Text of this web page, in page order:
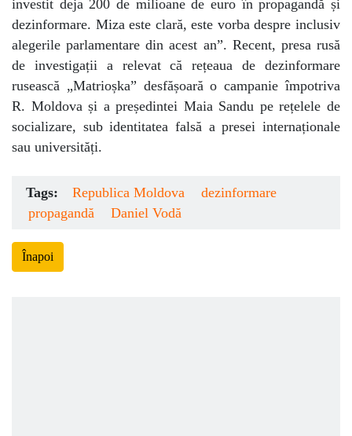
investit deja 200 de milioane de euro în propagandă și
dezinformare. Miza este clară, este vorba despre inclusiv
alegerile parlamentare din acest an”. Recent, presa rusă
de investigații a relevat că rețeaua de dezinformare
rusească „Matrioșka” desfășoară o campanie împotriva
R. Moldova și a președintei Maia Sandu pe rețelele de
socializare, sub identitatea falsă a presei internaționale
sau universități.
Tags: Republica Moldova
dezinformare
propagandă
Daniel Vodă
Înapoi